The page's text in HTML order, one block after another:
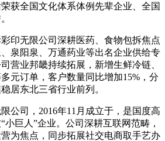
获全国文化体系体例先辈企业、全国
无限公司深耕医药、食物包拆焦点
泉阳泉、万通药业等出名企业供给专
营业邦畿持续拓展，新增生鲜冷链、
元订单，客户数量同比增加15%，分
居东北三省行业前列。
司，2016年11月成立于，是国度高
小巨人”企业。公司深耕互联网范畴，
为焦点，同步拓展社交电商取手艺办